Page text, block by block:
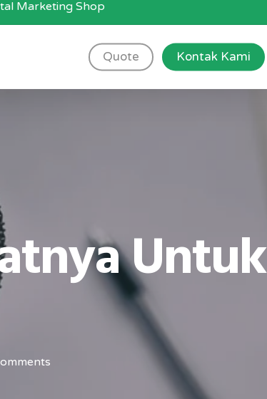
Marketing Shop
Quote Kontak Kami
Untuk